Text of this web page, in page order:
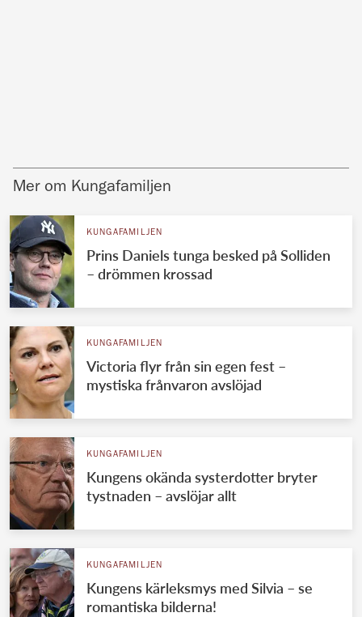
Mer om Kungafamiljen
KUNGAFAMILJEN
Prins Daniels tunga besked på Solliden
– drömmen krossad
KUNGAFAMILJEN
Victoria flyr från sin egen fest –
mystiska frånvaron avslöjad
KUNGAFAMILJEN
Kungens okända systerdotter bryter
tystnaden – avslöjar allt
KUNGAFAMILJEN
Kungens kärleksmys med Silvia – se
romantiska bilderna!